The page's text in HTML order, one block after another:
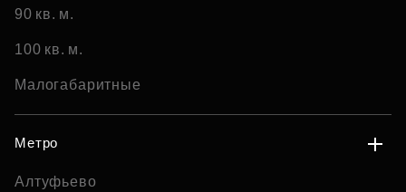
90 кв. м.
100 кв. м.
Малогабаритные
Метро
Алтуфьево